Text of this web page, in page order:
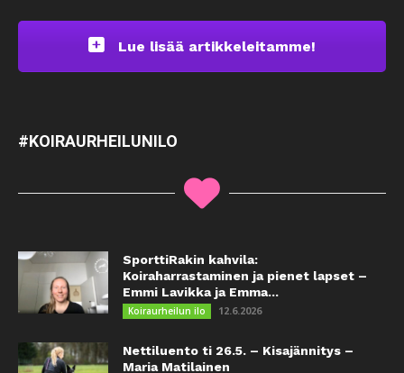
Lue lisää artikkeleitamme!
#KOIRAURHEILUNILO
SporttiRakin kahvila:
Koiraharrastaminen ja pienet lapset –
Emmi Lavikka ja Emma...
Koiraurheilun ilo 12.6.2026
Nettiluento ti 26.5. – Kisajännitys –
Maria Matilainen